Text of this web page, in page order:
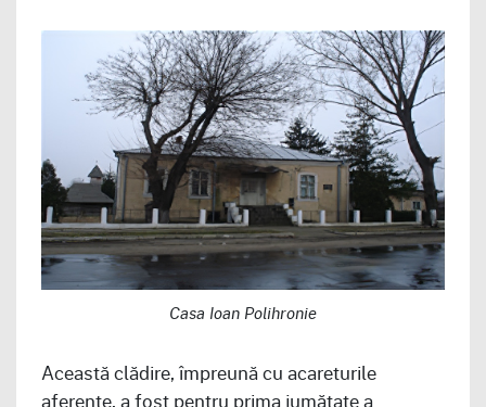
Casa Ioan Polihronie
Această clădire, împreună cu acareturile
aferente, a fost pentru prima jumătate a